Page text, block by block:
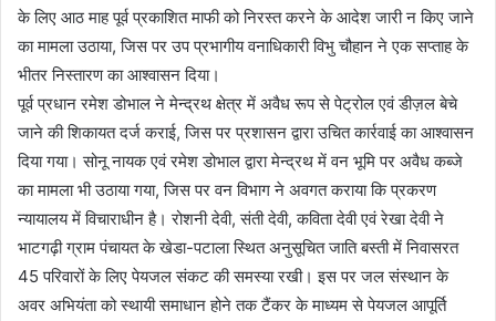
के लिए आठ माह पूर्व प्रकाशित माफी को निरस्त करने के आदेश जारी न किए जाने
का मामला उठाया, जिस पर उप प्रभागीय वनाधिकारी विभु चौहान ने एक सप्ताह के
भीतर निस्तारण का आश्वासन दिया।
पूर्व प्रधान रमेश डोभाल ने मेन्द्रथ क्षेत्र में अवैध रूप से पेट्रोल एवं डीज़ल बेचे
जाने की शिकायत दर्ज कराई, जिस पर प्रशासन द्वारा उचित कार्रवाई का आश्वासन
दिया गया। सोनू नायक एवं रमेश डोभाल द्वारा मेन्द्रथ में वन भूमि पर अवैध कब्जे
का मामला भी उठाया गया, जिस पर वन विभाग ने अवगत कराया कि प्रकरण
न्यायालय में विचाराधीन है। रोशनी देवी, संती देवी, कविता देवी एवं रेखा देवी ने
भाटगढ़ी ग्राम पंचायत के खेडा-पटाला स्थित अनुसूचित जाति बस्ती में निवासरत
45 परिवारों के लिए पेयजल संकट की समस्या रखी। इस पर जल संस्थान के
अवर अभियंता को स्थायी समाधान होने तक टैंकर के माध्यम से पेयजल आपूर्ति